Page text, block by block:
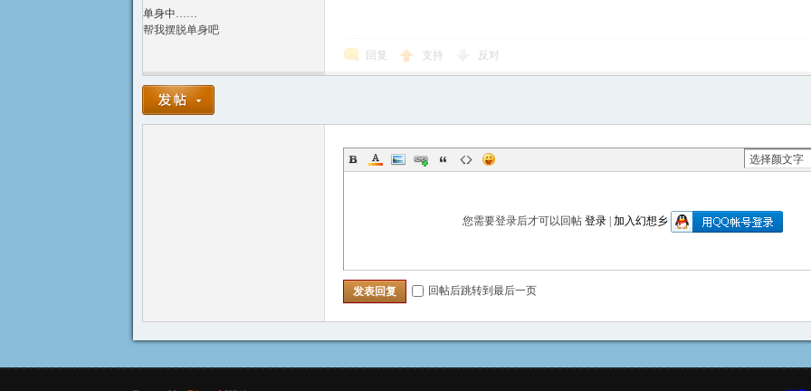
单身中……
帮我摆脱单身吧
回复 支持 反对
您需要登录后才可以回帖 登录| 加入幻想乡
发表回复 回帖后跳转到最后一页